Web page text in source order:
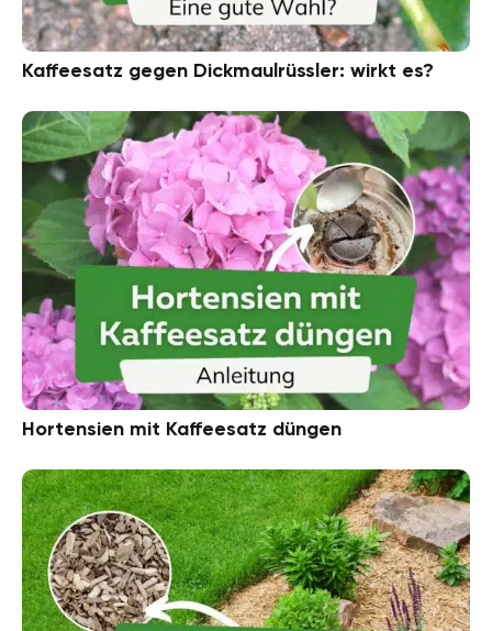
Kaffeesatz gegen Dickmaulrüssler: wirkt es?
Hortensien mit Kaffeesatz düngen